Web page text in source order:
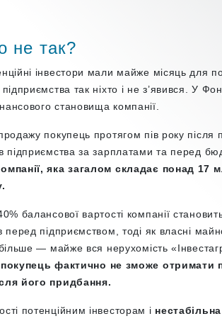
не так?
інвестори мали майже місяць для
так ніхто і не з’явився. У
становища компанії.
покупець протягом пів року
підприємства за зарплатами та перед
яка загалом складає понад 17
балансової вартості компанії
перед підприємством, тоді як власні
— майже вся нерухомість
фактично не зможе отримати
його придбання.
потенційним інвесторам і